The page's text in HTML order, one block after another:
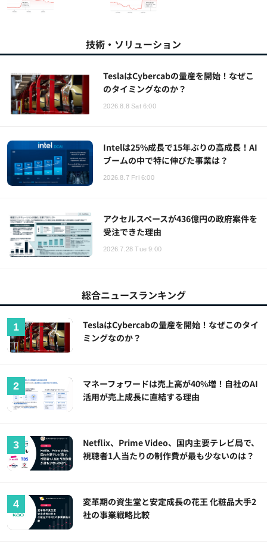
技術・ソリューション
TeslaはCybercabの量産を開始！なぜこ
のタイミングなのか？
2026.8.8 Sat 6:00
Intelは25%成長で15年ぶりの高成長！AI
ブームの中で特に伸びた事業は？
2026.8.7 Fri 6:00
アクセルスペースが436億円の政府案件を
受注できた理由
2026.7.28 Tue 9:00
総合ニュースランキング
TeslaはCybercabの量産を開始！なぜこのタイ
ミングなのか？
マネーフォワードは売上高が40%増！自社のAI
活用が売上成長に直結する理由
Netflix、Prime Video、国内主要テレビ局で、
視聴者1人当たりの制作費が最も少ないのは？
変革期の資生堂と安定成長の花王 化粧品大手2
社の事業戦略比較